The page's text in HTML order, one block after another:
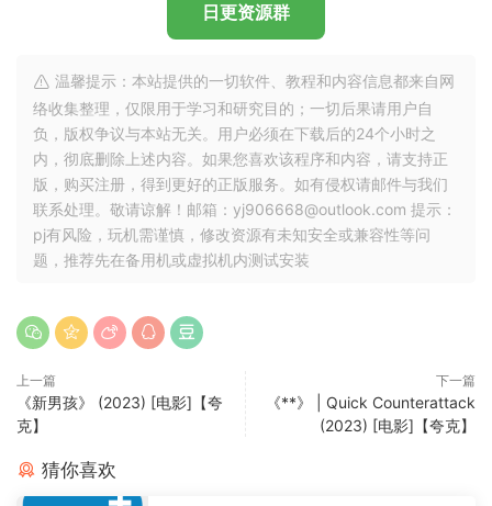
日更资源群
温馨提示：本站提供的一切软件、教程和内容信息都来自网
络收集整理，仅限用于学习和研究目的；一切后果请用户自
负，版权争议与本站无关。用户必须在下载后的24个小时之
内，彻底删除上述内容。如果您喜欢该程序和内容，请支持正
版，购买注册，得到更好的正版服务。如有侵权请邮件与我们
联系处理。敬请谅解！邮箱：yj906668@outlook.com 提示：
pj有风险，玩机需谨慎，修改资源有未知安全或兼容性等问
题，推荐先在备用机或虚拟机内测试安装
上一篇
《新男孩》 (2023) [电影]【夸
克】
下一篇
《**》 | Quick Counterattack
(2023) [电影]【夸克】
猜你喜欢